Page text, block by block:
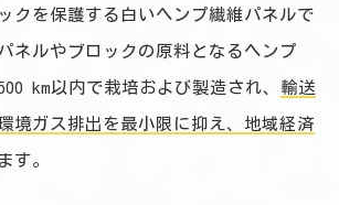
クを保護する白いヘンプ繊維パネルで
ネルやブロックの原料となるヘンプ
km以内で栽培および製造され、 輸送
境ガス排出を最小限に抑え、地域経済
す。